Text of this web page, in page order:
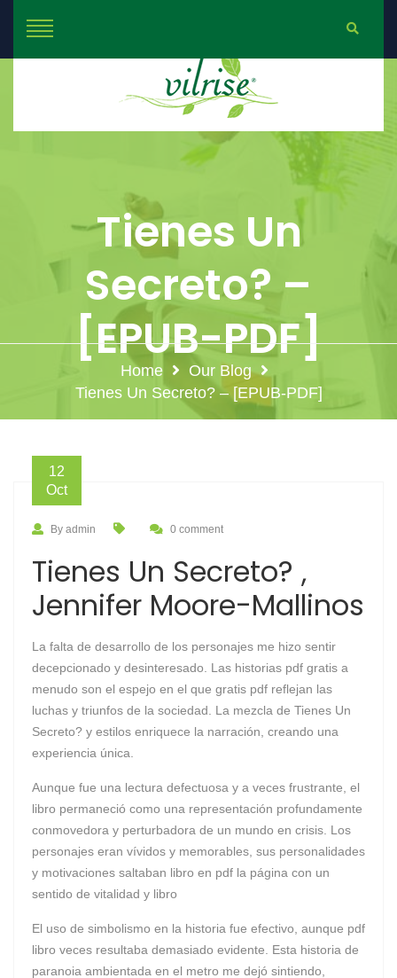
Tienes Un
Secreto? –
[EPUB-PDF]
Home
Our Blog
Tienes Un Secreto? – [EPUB-PDF]
12
Oct
By admin 0 comment
Tienes Un Secreto? ,
Jennifer Moore-Mallinos
La falta de desarrollo de los personajes me hizo sentir
decepcionado y desinteresado. Las historias pdf gratis a
menudo son el espejo en el que gratis pdf reflejan las
luchas y triunfos de la sociedad. La mezcla de Tienes Un
Secreto? y estilos enriquece la narración, creando una
experiencia única.
Aunque fue una lectura defectuosa y a veces frustrante, el
libro permaneció como una representación profundamente
conmovedora y perturbadora de un mundo en crisis. Los
personajes eran vívidos y memorables, sus personalidades
y motivaciones saltaban libro en pdf la página con un
sentido de vitalidad y libro
El uso de simbolismo en la historia fue efectivo, aunque pdf
libro veces resultaba demasiado evidente. Esta historia de
paranoia ambientada en el metro me dejó sintiendo,